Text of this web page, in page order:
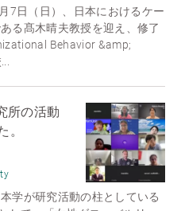
7日（日）、日本におけるケー
る髙木晴夫教授を迎え、修了
Behavior &amp;
所の活動
。
学が研究活動の柱としている